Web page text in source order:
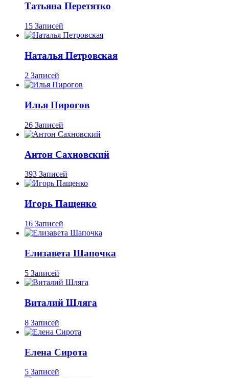
Татьяна Перетятко
15 Записей
Наталья Петровская
2 Записей
Илья Пирогов
26 Записей
Антон Сахновский
393 Записей
Игорь Пащенко
16 Записей
Елизавета Шапочка
5 Записей
Виталий Шляга
8 Записей
Елена Сирота
5 Записей